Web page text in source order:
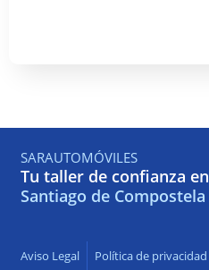
SARAUTOMÓVILES
Tu taller de confianza en
Santiago de Compostela
Aviso Legal Política de privacidad